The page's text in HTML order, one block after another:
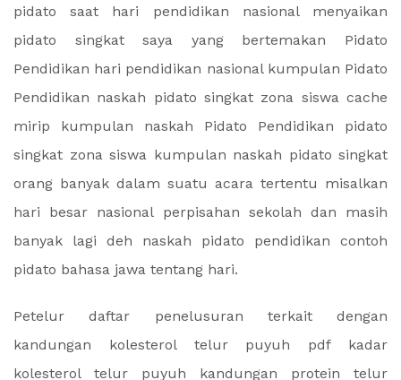
pidato saat hari pendidikan nasional menyaikan
pidato singkat saya yang bertemakan Pidato
Pendidikan hari pendidikan nasional kumpulan Pidato
Pendidikan naskah pidato singkat zona siswa cache
mirip kumpulan naskah Pidato Pendidikan pidato
singkat zona siswa kumpulan naskah pidato singkat
orang banyak dalam suatu acara tertentu misalkan
hari besar nasional perpisahan sekolah dan masih
banyak lagi deh naskah pidato pendidikan contoh
pidato bahasa jawa tentang hari.
Petelur daftar penelusuran terkait dengan
kandungan kolesterol telur puyuh pdf kadar
kolesterol telur puyuh kandungan protein telur